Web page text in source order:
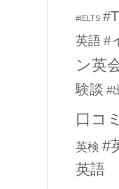
#IELTS
英語 #
ン英
験談 #
口コミ
英検 #
英語